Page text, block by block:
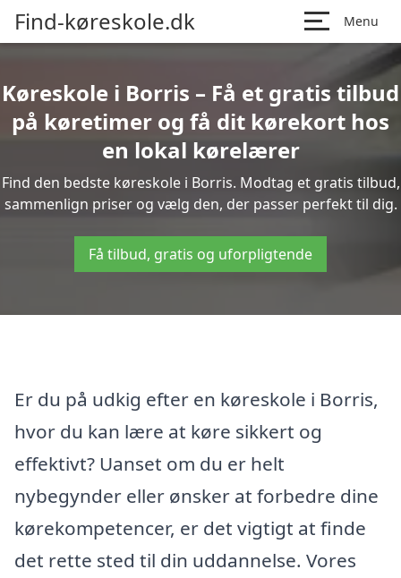
Find-køreskole.dk Menu
Køreskole i Borris – Få et gratis tilbud
på køretimer og få dit kørekort hos
en lokal kørelærer
Find den bedste køreskole i Borris. Modtag et gratis tilbud,
sammenlign priser og vælg den, der passer perfekt til dig.
Få tilbud, gratis og uforpligtende
Er du på udkig efter en køreskole i Borris,
hvor du kan lære at køre sikkert og
effektivt? Uanset om du er helt
nybegynder eller ønsker at forbedre dine
kørekompetencer, er det vigtigt at finde
det rette sted til din uddannelse. Vores